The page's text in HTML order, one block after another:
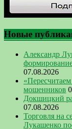
Новые
Александр
07.08.2026
мошенников
Докшицкий
07.08.2026
Торговля на
Лукашенко